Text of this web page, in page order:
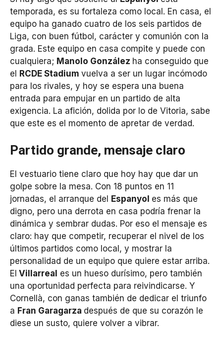
temporada, es su fortaleza como local. En casa, el
equipo ha ganado cuatro de los seis partidos de
Liga, con buen fútbol, carácter y comunión con la
grada. Este equipo en casa compite y puede con
cualquiera; Manolo González ha conseguido que
el
RCDE Stadium vuelva a ser un lugar incómodo
para los rivales, y hoy se espera una buena
entrada para empujar en un partido de alta
exigencia. La afición, dolida por lo de Vitoria, sabe
que este es el momento de apretar de verdad.
Partido grande, mensaje claro
El vestuario tiene claro que hoy hay que dar un
golpe sobre la mesa. Con 18 puntos en 11
jornadas, el arranque del Espanyol es más que
digno, pero una derrota en casa podría frenar la
dinámica y sembrar dudas. Por eso el mensaje es
claro: hay que competir, recuperar el nivel de los
últimos partidos como local, y mostrar la
personalidad de un equipo que quiere estar arriba.
El Villarreal es un hueso durísimo, pero también
una oportunidad perfecta para reivindicarse. Y
Cornellà, con ganas también de dedicar el triunfo
a Fran Garagarza después de que su corazón le
diese un susto, quiere volver a vibrar.